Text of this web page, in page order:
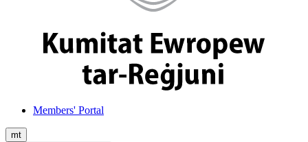
Members' Portal
mt